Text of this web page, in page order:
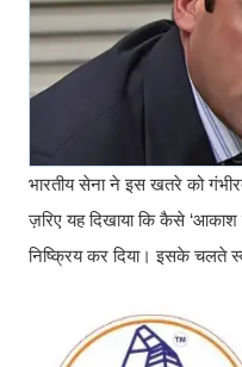
भारतीय सेना ने इस खतरे को
ज़रिए यह दिखाया कि कैसे ‘आकाश
निष्क्रिय कर दिया। इसके चलते